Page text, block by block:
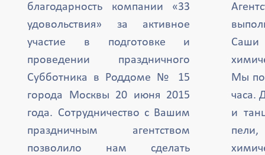
благодарность компании «33
удовольствия» за активное
участие в подготовке и
проведении праздничного
Субботника в Роддоме № 15
города Москвы 20 июня 2015
года. Сотрудничество с Вашим
праздничным агентством
позволило нам сделать
Саши
Мы
часа.
и